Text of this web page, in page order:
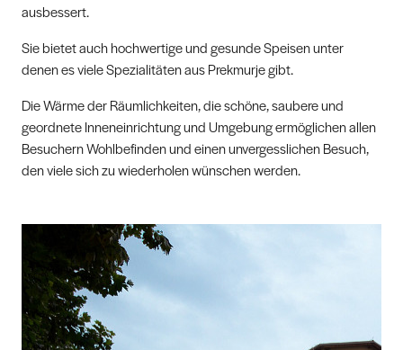
ausbessert.
Sie bietet auch hochwertige und gesunde Speisen unter
denen es viele Spezialitäten aus Prekmurje gibt.
Die Wärme der Räumlichkeiten, die schöne, saubere und
geordnete Inneneinrichtung und Umgebung ermöglichen allen
Besuchern Wohlbefinden und einen unvergesslichen Besuch,
den viele sich zu wiederholen wünschen werden.